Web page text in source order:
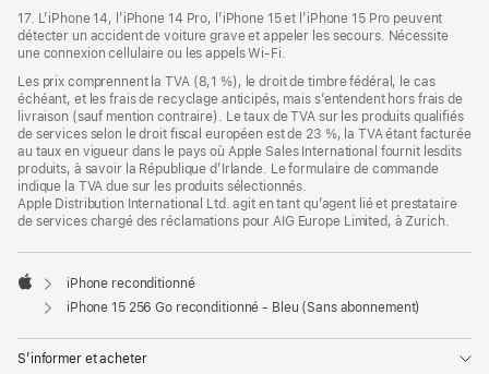
17. L’iPhone 14, l’iPhone 14 Pro, l’iPhone 15 et l’iPhone 15 Pro peuvent
détecter un accident de voiture grave et appeler les secours. Nécessite
une connexion cellulaire ou les appels Wi‑Fi.
Les prix comprennent la TVA (8,1 %), le droit de timbre fédéral, le cas
échéant, et les frais de recyclage anticipés, mais s’entendent hors frais de
livraison (sauf mention contraire). Le taux de TVA sur les produits qualifiés
de services selon le droit fiscal européen est de 23 %, la TVA étant facturée
au taux en vigueur dans le pays où Apple Sales International fournit lesdits
produits, à savoir la République d’Irlande. Le formulaire de commande
indique la TVA due sur les produits sélectionnés.
Apple Distribution International Ltd. agit en tant qu’agent lié et prestataire
de services chargé des réclamations pour AIG Europe Limited, à Zurich.
Apple
iPhone reconditionné
iPhone 15 256 Go reconditionné - Bleu (Sans abonnement)
S’informer et acheter